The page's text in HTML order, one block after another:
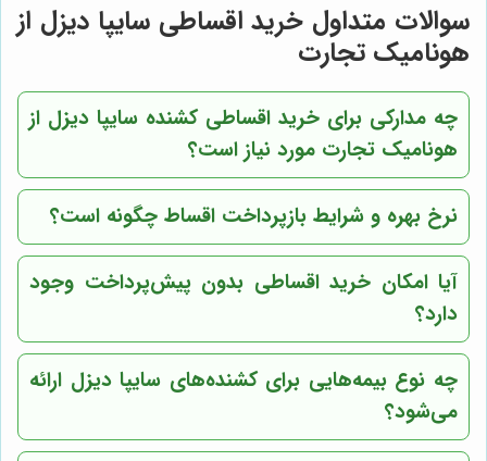
سوالات متداول خرید اقساطی سایپا دیزل از
هونامیک تجارت
چه مدارکی برای خرید اقساطی کشنده سایپا دیزل از
هونامیک تجارت مورد نیاز است؟
نرخ بهره و شرایط بازپرداخت اقساط چگونه است؟
آیا امکان خرید اقساطی بدون پیش‌پرداخت وجود
دارد؟
چه نوع بیمه‌هایی برای کشنده‌های سایپا دیزل ارائه
می‌شود؟